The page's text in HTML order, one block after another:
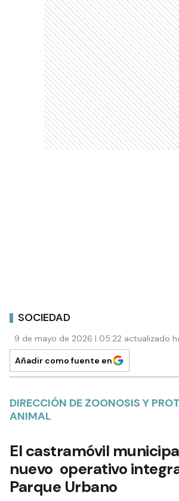
SOCIEDAD
9 de mayo de 2026 | 05:22 actualizado
Añadir como fuente en
DIRECCIÓN DE ZOONOSIS Y
ANIMAL
El castramóvil
nuevo operativo
Parque Urbano